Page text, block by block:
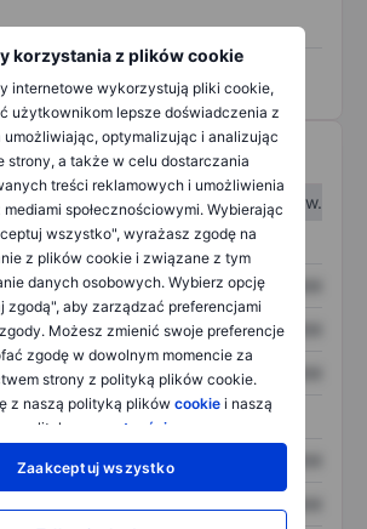
korzystania z plików cookie
internetowe wykorzystują pliki cookie,
użytkownikom lepsze doświadczenia z
umożliwiając, optymalizując i analizując
strony, a także w celu dostarczania
treści reklamowych i umożliwienia
mediami społecznościowymi. Wybierając
wszystko", wyrażasz zgodę na
z plików cookie i związane z tym
danych osobowych. Wybierz opcję
zgodą", aby zarządzać preferencjami
Możesz zmienić swoje preferencje
zgodę w dowolnym momencie za
strony z polityką plików cookie.
z naszą polityką plików cookiei naszą
polityką
prywatności
Zaakceptuj wszystko
ryzyka ESG.
przez
/
W I kw.
W II kw.
XXXXXXX XXXXXXX
XXXXXXX XXXXXXX
XXXXXXX XXXXXXX
XXXXXXX